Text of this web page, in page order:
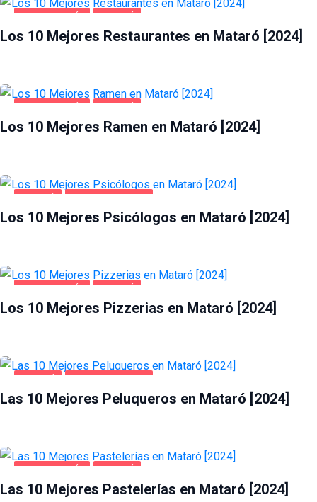
GASTRONOMÍA MATARÓ
Los 10 Mejores Restaurantes en Mataró [2024]
GASTRONOMÍA MATARÓ
Los 10 Mejores Ramen en Mataró [2024]
MATARÓ SALUD Y BELLEZA
Los 10 Mejores Psicólogos en Mataró [2024]
GASTRONOMÍA MATARÓ
Los 10 Mejores Pizzerias en Mataró [2024]
MATARÓ SALUD Y BELLEZA
Las 10 Mejores Peluqueros en Mataró [2024]
GASTRONOMÍA MATARÓ
Las 10 Mejores Pastelerías en Mataró [2024]